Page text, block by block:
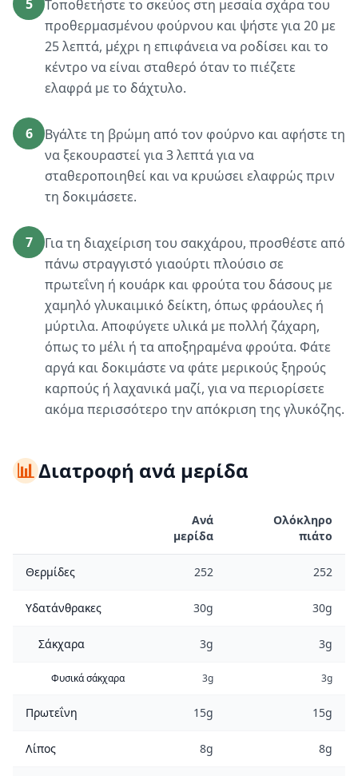
5
Τοποθετήστε το σκεύος στη μεσαία σχάρα του
προθερμασμένου φούρνου και ψήστε για 20 με
25 λεπτά, μέχρι η επιφάνεια να ροδίσει και το
κέντρο να είναι σταθερό όταν το πιέζετε
ελαφρά με το δάχτυλο.
6
Βγάλτε τη βρώμη από τον φούρνο και αφήστε τη
να ξεκουραστεί για 3 λεπτά για να
σταθεροποιηθεί και να κρυώσει ελαφρώς πριν
τη δοκιμάσετε.
7
Για τη διαχείριση του σακχάρου, προσθέστε από
πάνω στραγγιστό γιαούρτι πλούσιο σε
πρωτεΐνη ή κουάρκ και φρούτα του δάσους με
χαμηλό γλυκαιμικό δείκτη, όπως φράουλες ή
μύρτιλα. Αποφύγετε υλικά με πολλή ζάχαρη,
όπως το μέλι ή τα αποξηραμένα φρούτα. Φάτε
αργά και δοκιμάστε να φάτε μερικούς ξηρούς
καρπούς ή λαχανικά μαζί, για να περιορίσετε
ακόμα περισσότερο την απόκριση της γλυκόζης.
📊Διατροφή ανά μερίδα
Ανά
μερίδα
Ολόκληρο
πιάτο
Θερμίδες 252 252
Υδατάνθρακες 30g 30g
Σάκχαρα 3g 3g
Φυσικά σάκχαρα 3g 3g
Πρωτεΐνη 15g 15g
Λίπος 8g 8g